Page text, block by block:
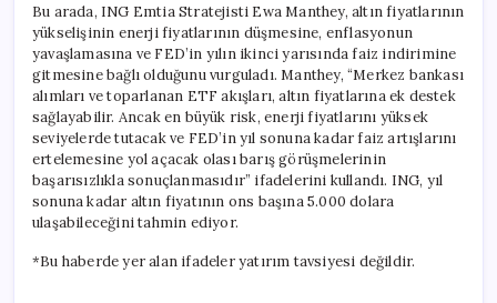
Bu arada, ING Emtia Stratejisti Ewa Manthey, altın fiyatlarının
yükselişinin enerji fiyatlarının düşmesine, enflasyonun
yavaşlamasına ve FED’in yılın ikinci yarısında faiz indirimine
gitmesine bağlı olduğunu vurguladı. Manthey, “Merkez bankası
alımları ve toparlanan ETF akışları, altın fiyatlarına ek destek
sağlayabilir. Ancak en büyük risk, enerji fiyatlarını yüksek
seviyelerde tutacak ve FED’in yıl sonuna kadar faiz artışlarını
ertelemesine yol açacak olası barış görüşmelerinin
başarısızlıkla sonuçlanmasıdır” ifadelerini kullandı. ING, yıl
sonuna kadar altın fiyatının ons başına 5.000 dolara
ulaşabileceğini tahmin ediyor.
*Bu haberde yer alan ifadeler yatırım tavsiyesi değildir.